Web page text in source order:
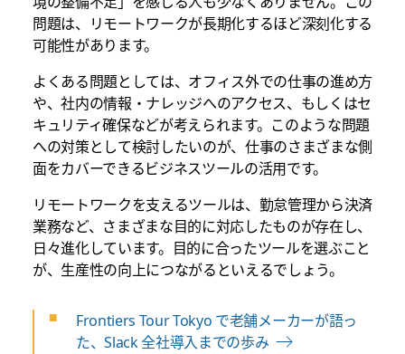
問題は、リモートワークが長期化するほど深刻化する
可能性があります。
よくある問題としては、オフィス外での仕事の進め方
や、社内の情報・ナレッジへのアクセス、もしくはセ
キュリティ確保などが考えられます。このような問題
への対策として検討したいのが、仕事のさまざまな側
面をカバーできるビジネスツールの活用です。
リモートワークを支えるツールは、勤怠管理から決済
業務など、さまざまな目的に対応したものが存在し、
日々進化しています。目的に合ったツールを選ぶこと
が、生産性の向上につながるといえるでしょう。
Frontiers Tour Tokyo で老舗メーカーが語っ
た、Slack 全社導入までの歩み